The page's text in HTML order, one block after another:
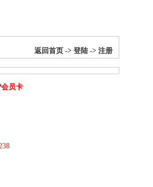
返回首页 -> 登陆 -> 注册
员卡